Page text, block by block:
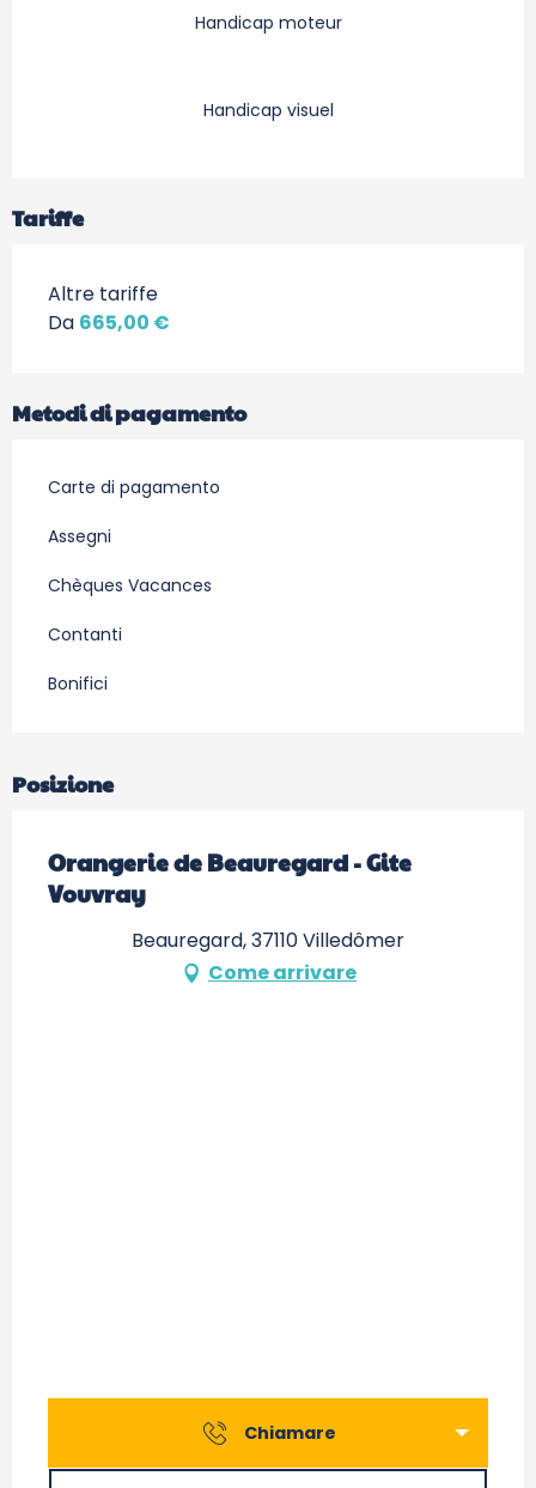
Handicap moteur
Handicap visuel
Tariffe
Altre tariffe
Da 665,00 €
Metodi di pagamento
Carte di pagamento
Assegni
Chèques Vacances
Contanti
Bonifici
Posizione
Orangerie de Beauregard - Gite
Vouvray
Beauregard, 37110 Villedômer
Come arrivare
Chiamare